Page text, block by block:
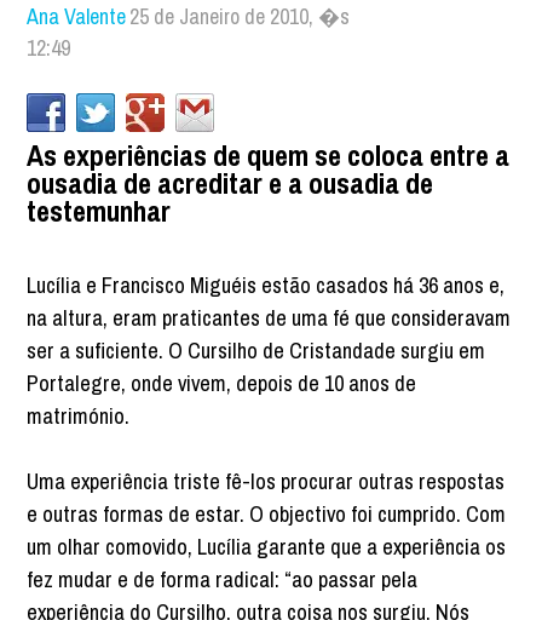
Ana Valente25 de Janeiro de 2010, �s
12:49
As experiências de quem se coloca entre a
ousadia de acreditar e a ousadia de
testemunhar
Lucília e Francisco Miguéis estão casados há 36 anos e,
na altura, eram praticantes de uma fé que consideravam
ser a suficiente. O Cursilho de Cristandade surgiu em
Portalegre, onde vivem, depois de 10 anos de
matrimónio.
Uma experiência triste fê-los procurar outras respostas
e outras formas de estar. O objectivo foi cumprido. Com
um olhar comovido, Lucília garante que a experiência os
fez mudar e de forma radical: “ao passar pela
experiência do Cursilho, outra coisa nos surgiu. Nós